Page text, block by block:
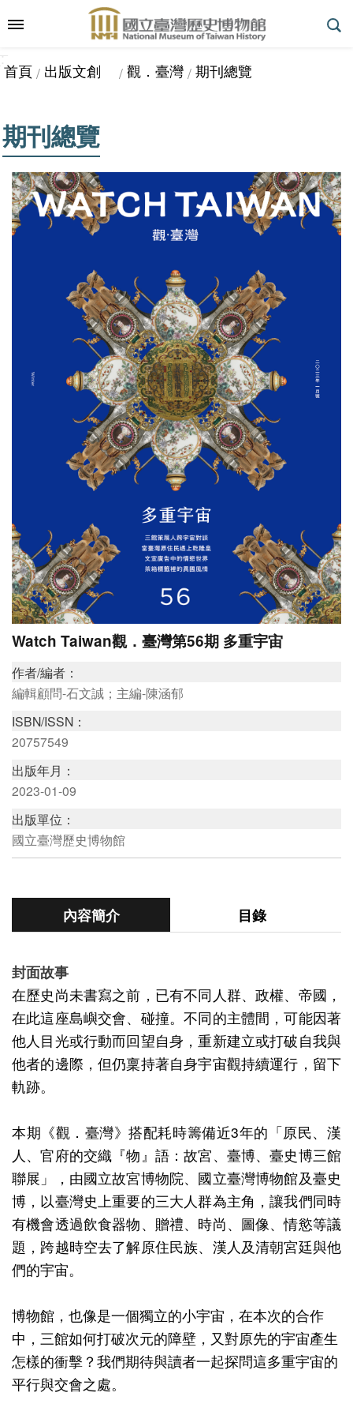
跳到主要內容區塊
階
尋
參
觀
指
南
教
育
與
活
動
出
版
文
創
圓
站
導
覽
友
善
施
服
務
認
識
臺
史
博
服
務
信
:::
首頁 出版文創 觀．臺灣 期刊總覽
期刊總覽
Watch Taiwan觀．臺灣第56期 多重宇宙
作者/編者：
編輯顧問-石文誠；主編-陳涵郁
ISBN/ISSN：
20757549
出版年月：
2023-01-09
出版單位：
國立臺灣歷史博物館
內容簡介 目錄
封面故事
在歷史尚未書寫之前，已有不同人群、政權、帝國，
在此這座島嶼交會、碰撞。不同的主體間，可能因著
他人目光或行動而回望自身，重新建立或打破自我與
他者的邊際，但仍稟持著自身宇宙觀持續運行，留下
軌跡。
本期《觀．臺灣》搭配耗時籌備近3年的「原民、漢
人、官府的交織『物』語：故宮、臺博、臺史博三館
聯展」，由國立故宮博物院、國立臺灣博物館及臺史
博，以臺灣史上重要的三大人群為主角，讓我們同時
有機會透過飲食器物、贈禮、時尚、圖像、情慾等議
題，跨越時空去了解原住民族、漢人及清朝宮廷與他
們的宇宙。
博物館，也像是一個獨立的小宇宙，在本次的合作
中，三館如何打破次元的障壁，又對原先的宇宙產生
怎樣的衝擊？我們期待與讀者一起探問這多重宇宙的
平行與交會之處。